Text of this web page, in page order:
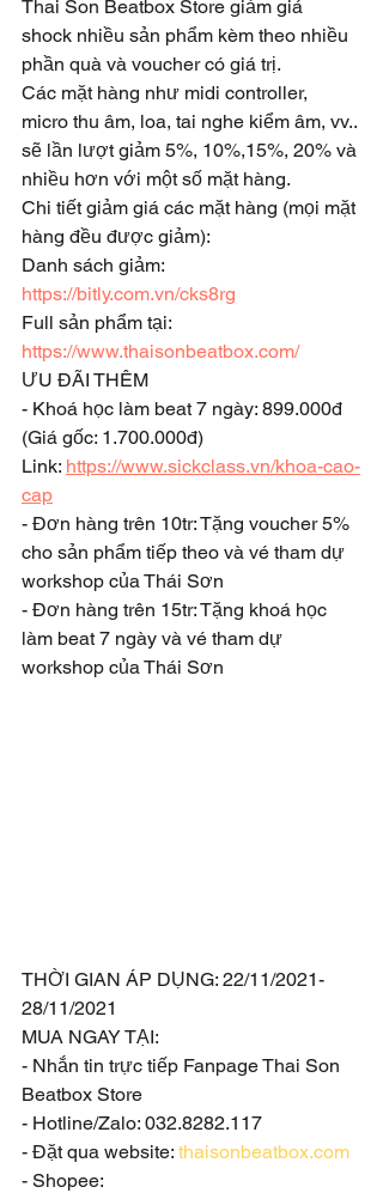
Thai Son Beatbox Store giảm giá
shock nhiều sản phẩm kèm theo nhiều
phần quà và voucher có giá trị.
Các mặt hàng như midi controller,
micro thu âm, loa, tai nghe kiểm âm, vv..
sẽ lần lượt giảm 5%, 10%,15%, 20% và
nhiều hơn với một số mặt hàng.
Chi tiết giảm giá các mặt hàng (mọi mặt
hàng đều được giảm):
Danh sách giảm:
https://bitly.com.vn/cks8rg
Full sản phẩm tại:
https://www.thaisonbeatbox.com/
ƯU ĐÃI THÊM
- Khoá học làm beat 7 ngày: 899.000đ
(Giá gốc: 1.700.000đ)
Link: https://www.sickclass.vn/khoa-cao-
cap
- Đơn hàng trên 10tr: Tặng voucher 5%
cho sản phẩm tiếp theo và vé tham dự
workshop của Thái Sơn
- Đơn hàng trên 15tr: Tặng khoá học
làm beat 7 ngày và vé tham dự
workshop của Thái Sơn
THỜI GIAN ÁP DỤNG: 22/11/2021-
28/11/2021
MUA NGAY TẠI:
- Nhắn tin trực tiếp Fanpage Thai Son
Beatbox Store
- Hotline/Zalo: 032.8282.117
- Đặt qua website: thaisonbeatbox.com
- Shopee: